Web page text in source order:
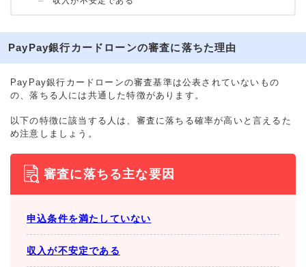
PayPay銀行カードローンの審査に落ちた理由
PayPay銀行カードローンの審査基準は公表されていないもの
の、落ちる人には共通した特徴があります。
以下の特徴に該当する人は、審査に落ちる確率が高いと言えるた
め注意しましょう。
審査に落ちる主な要因
申込条件を満たしていない
収入が不安定である